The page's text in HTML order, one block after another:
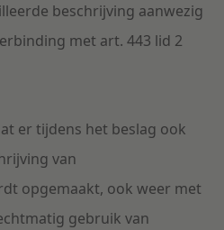
beschrijving aanwezig
met art. 443 lid 2
er tijdens het beslag ook
van
opgemaakt, ook weer met
gebruik van